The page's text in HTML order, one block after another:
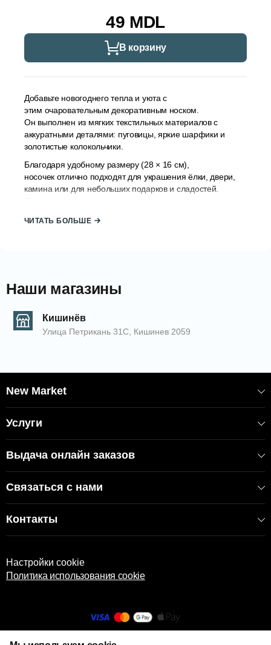
49 MDL
В корзину
Добавьте новогоднего тепла и уюта с
этим очаровательным декоративным носком.
Он выполнен из мягких текстильных материалов с
аккуратными деталями: пуговицы, яркие шарфики и
золотистые колокольчики.
Благодаря удобному размеру (28 × 16 см),
носочек отлично подходят для украшения ёлки, двери,
камина или для небольших подарков и сладостей.
хлопок, фетр)
колокольчик, шарфик
Идеально для новогоднего декора и
EAN: 6926035354816
Артикул: 54816
ЧИТАТЬ БОЛЬШЕ
Наши магазины
Кишинёв
Улица Петрикань 31С, Кишинев 2059
New Market
Услуги
Выдача онлайн заказов
Связаться с нами
Контакты
Настройки cookie
Политика использования cookie